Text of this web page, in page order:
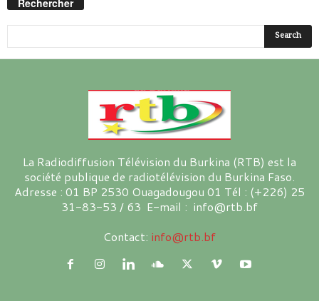
La Radiodiffusion Télévision du Burkina (RTB) est la
société publique de radiotélévision du Burkina Faso.
Adresse : 01 BP 2530 Ouagadougou 01 Tél : (+226) 25
31-83-53 / 63 E-mail : info@rtb.bf
Contact: info@rtb.bf